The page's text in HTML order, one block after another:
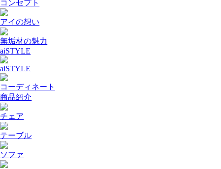
コンセプト
アイの想い
無垢材の魅力
aiSTYLE
aiSTYLE
コーディネート
商品紹介
チェア
テーブル
ソファ